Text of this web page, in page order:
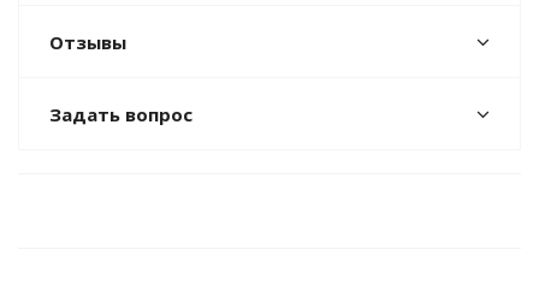
Отзывы
Задать вопрос